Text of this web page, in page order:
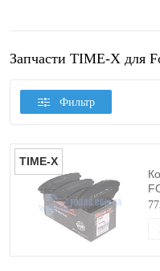
Запчасти TIME-X для
Фильтр
TIME-X